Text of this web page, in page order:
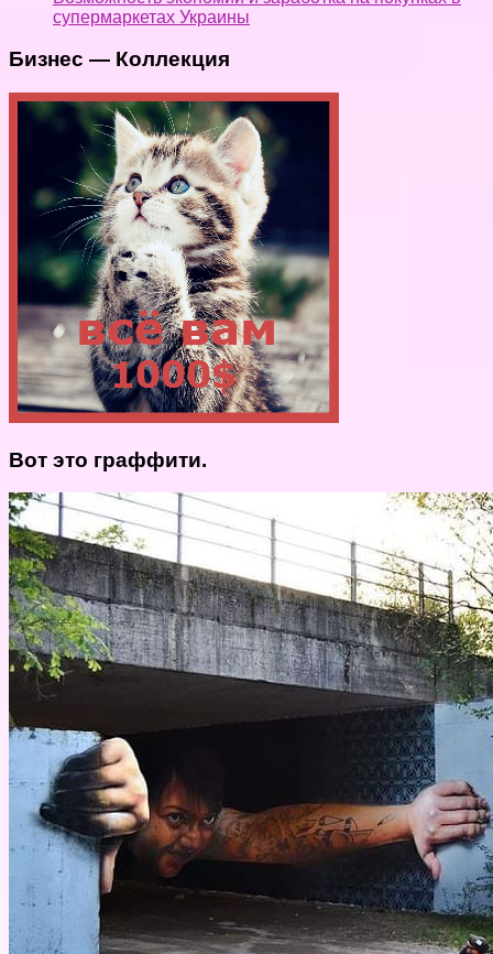
супермаркетах Украины
Бизнес — Коллекция
Вот это граффити.